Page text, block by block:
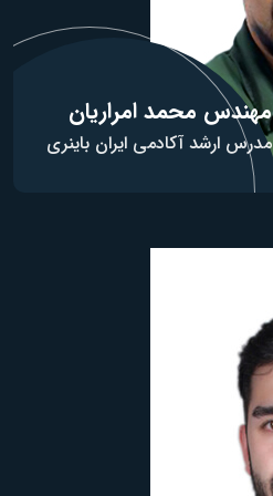
مهندس محمد امراریان
مدرس ارشد آکادمی ایران باینری